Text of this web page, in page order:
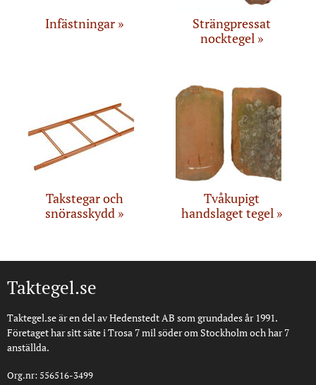
Infästningar
Strängpressat
nocktegel
Takstegar och
snörasskydd
Tvåkupigt
handslaget tegel
Taktegel.se
Taktegel.se är en del av Hedenstedt AB som grundades år 1991.
Företaget har sitt säte i Trosa 7 mil söder om Stockholm och har 7
anställda.
Org.nr: 556516-3499